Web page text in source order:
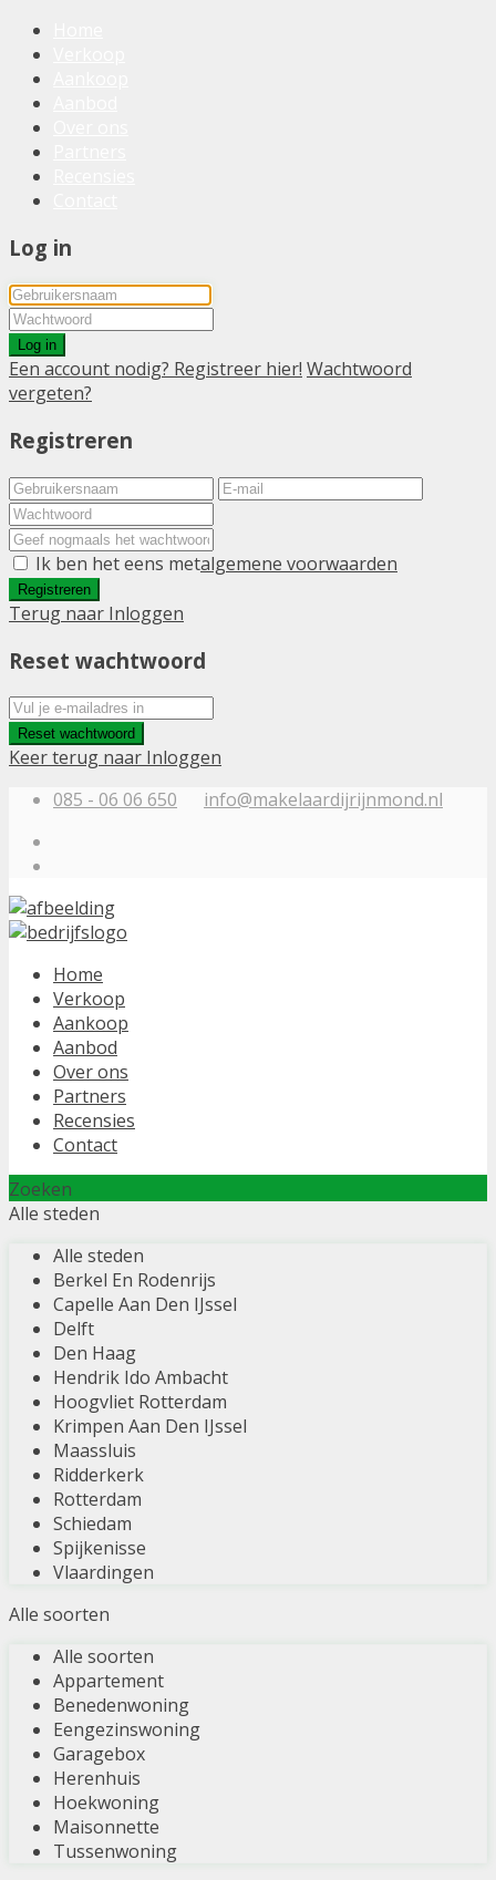
Log in
Log in
Een account nodig? Registreer hier! Wachtwoord
vergeten?
Registreren
Ik ben het eens metalgemene voorwaarden
Registreren
Terug naar Inloggen
Reset wachtwoord
Reset wachtwoord
Keer terug naar Inloggen
085 - 06 06 650
info@makelaardijrijnmond.nl
Home
Verkoop
Aankoop
Aanbod
Over ons
Partners
Recensies
Contact
Zoeken
Alle steden
Alle steden
Berkel En Rodenrijs
Capelle Aan Den IJssel
Delft
Den Haag
Hendrik Ido Ambacht
Hoogvliet Rotterdam
Krimpen Aan Den IJssel
Maassluis
Ridderkerk
Rotterdam
Schiedam
Spijkenisse
Vlaardingen
Alle soorten
Alle soorten
Appartement
Benedenwoning
Eengezinswoning
Garagebox
Herenhuis
Hoekwoning
Maisonnette
Tussenwoning